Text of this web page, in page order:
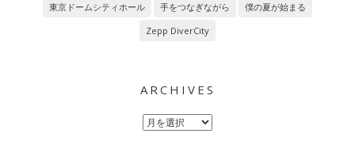
東京ドームシティホール
手をつなぎながら
僕の夏が始まる
Zepp DiverCity
ARCHIVES
Archives